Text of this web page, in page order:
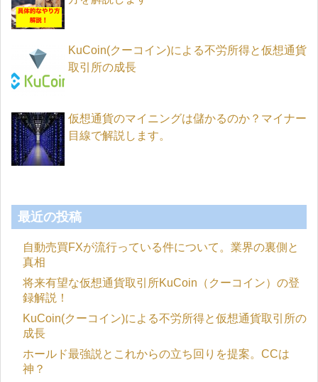
KuCoin(クーコイン)による不労所得と仮想通貨
取引所の成長
仮想通貨のマイニングは儲かるのか？マイナー
目線で解説します。
最近の投稿
自動売買FXが流行っている件について。業界の裏側と
真相
将来有望な仮想通貨取引所KuCoin（クーコイン）の登
録解説！
KuCoin(クーコイン)による不労所得と仮想通貨取引所の
成長
ホールド最強説とこれからの立ち回りを提案。CCは
神？